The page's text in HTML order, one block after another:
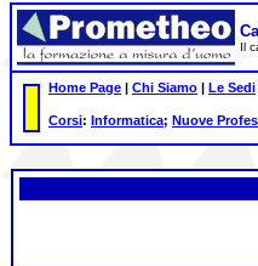
Il
Home Page | Chi Siamo | Le Sedi
Corsi: Informatica; Nuove